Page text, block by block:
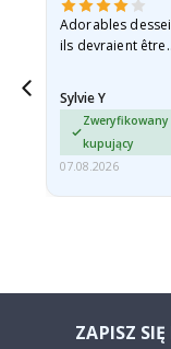
Adorables
ils devraient être
enveloppe rigide
sont arrivés
Sylvie Y
Zweryfikowany
kupujący
07.08.2026
ZAPISZ